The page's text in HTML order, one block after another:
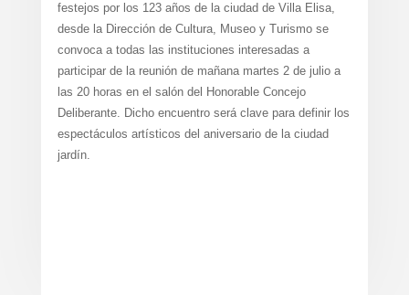
festejos por los 123 años de la ciudad de Villa Elisa,
desde la Dirección de Cultura, Museo y Turismo se
convoca a todas las instituciones interesadas a
participar de la reunión de mañana martes 2 de julio a
las 20 horas en el salón del Honorable Concejo
Deliberante. Dicho encuentro será clave para definir los
espectáculos artísticos del aniversario de la ciudad
jardín.